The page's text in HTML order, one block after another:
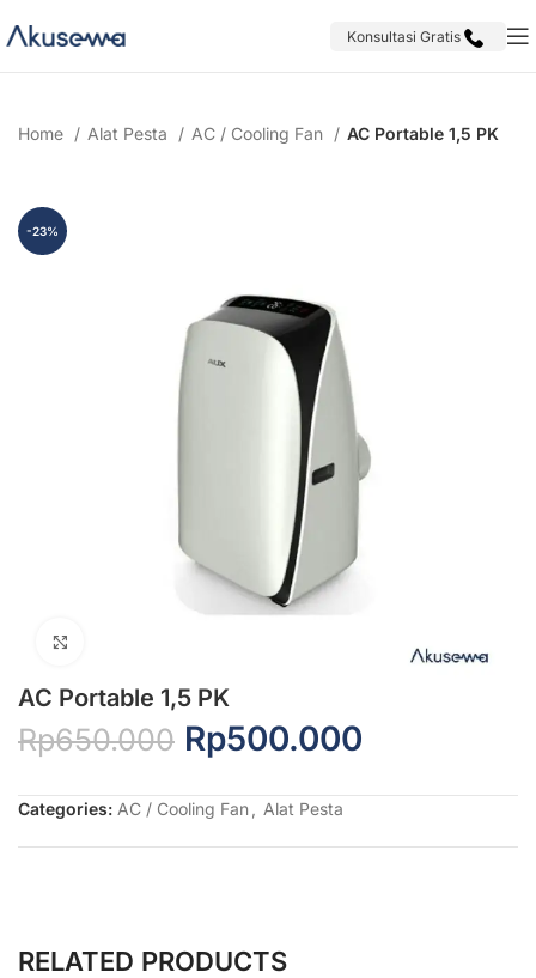
Konsultasi Gratis
Home Alat Pesta AC / Cooling Fan AC Portable 1,5 PK
-23%
AC Portable 1,5 PK
Rp650.000 Rp500.000
Categories: AC / Cooling Fan Alat Pesta
RELATED PRODUCTS